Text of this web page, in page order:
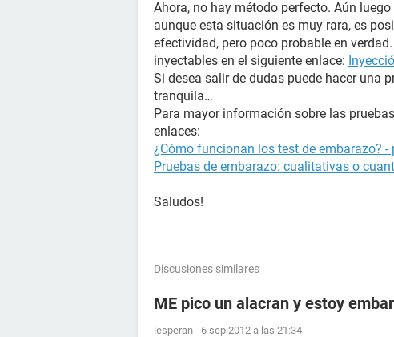
Ahora, no hay método perfecto. Aún
aunque esta situación es muy rara, es
efectividad, pero poco probable en
inyectables en el siguiente enlace:
Si desea salir de dudas puede hacer una
tranquila…
Para mayor información sobre las
enlaces:
¿Cómo funcionan los test de embarazo? -
Pruebas de embarazo: cualitativas o
Saludos!
Discusiones similares
ME pico un alacran y estoy
lesperan - 6 sep 2012 a las 21:34